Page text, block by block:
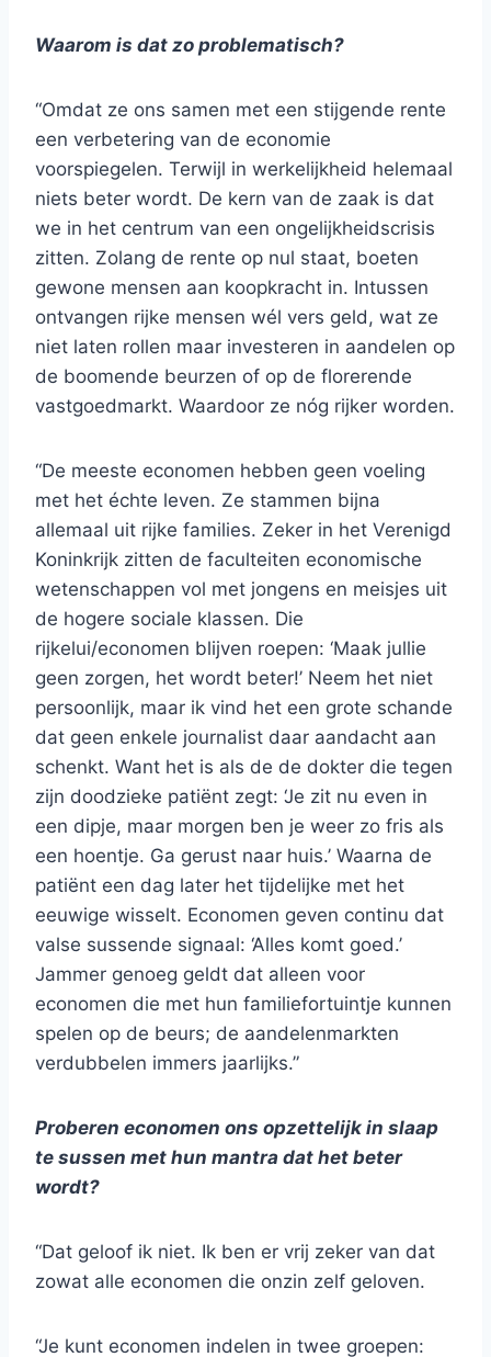
Waarom is dat zo problematisch?
“Omdat ze ons samen met een stijgende rente
een verbetering van de economie
voorspiegelen. Terwijl in werkelijkheid helemaal
niets beter wordt. De kern van de zaak is dat
we in het centrum van een ongelijkheidscrisis
zitten. Zolang de rente op nul staat, boeten
gewone mensen aan koopkracht in. Intussen
ontvangen rijke mensen wél vers geld, wat ze
niet laten rollen maar investeren in aandelen op
de boomende beurzen of op de florerende
vastgoedmarkt. Waardoor ze nóg rijker worden.
“De meeste economen hebben geen voeling
met het échte leven. Ze stammen bijna
allemaal uit rijke families. Zeker in het Verenigd
Koninkrijk zitten de faculteiten economische
wetenschappen vol met jongens en meisjes uit
de hogere sociale klassen. Die
rijkelui/economen blijven roepen: ‘Maak jullie
geen zorgen, het wordt beter!’ Neem het niet
persoonlijk, maar ik vind het een grote schande
dat geen enkele journalist daar aandacht aan
schenkt. Want het is als de de dokter die tegen
zijn doodzieke patiënt zegt: ‘Je zit nu even in
een dipje, maar morgen ben je weer zo fris als
een hoentje. Ga gerust naar huis.’ Waarna de
patiënt een dag later het tijdelijke met het
eeuwige wisselt. Economen geven continu dat
valse sussende signaal: ‘Alles komt goed.’
Jammer genoeg geldt dat alleen voor
economen die met hun familiefortuintje kunnen
spelen op de beurs; de aandelenmarkten
verdubbelen immers jaarlijks.”
Proberen economen ons opzettelijk in slaap
te sussen met hun mantra dat het beter
wordt?
“Dat geloof ik niet. Ik ben er vrij zeker van dat
zowat alle economen die onzin zelf geloven.
“Je kunt economen indelen in twee groepen: